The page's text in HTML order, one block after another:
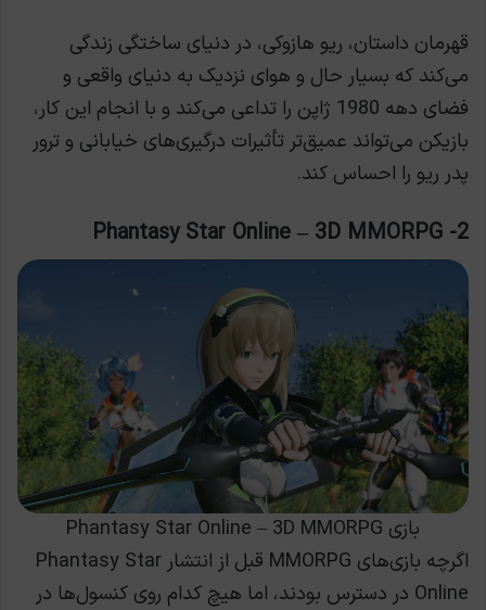
قهرمان داستان، ریو هازوکی، در دنیای ساختگی زندگی
می‌کند که بسیار حال و هوای نزدیک به دنیای واقعی و
فضای دهه 1980 ژاپن را تداعی می‌کند و با انجام این کار،
بازیکن می‌تواند عمیق‌تر تأثیرات درگیری‌های خیابانی و ترور
پدر ریو را احساس کند.
2- Phantasy Star Online – 3D MMORPG
بازی Phantasy Star Online – 3D MMORPG
اگرچه بازی‌های MMORPG قبل از انتشار Phantasy Star
Online در دسترس بودند، اما هیچ کدام روی کنسول‌ها در